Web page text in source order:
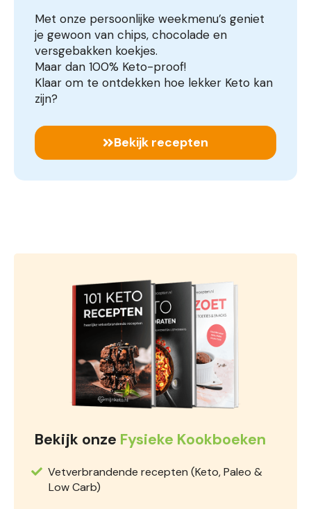
Met onze persoonlijke weekmenu’s geniet
je gewoon van chips, chocolade en
versgebakken koekjes.
Maar dan 100% Keto-proof!
Klaar om te ontdekken hoe lekker Keto kan
zijn?
Bekijk recepten
Bekijk onze Fysieke Kookboeken
Vetverbrandende recepten (Keto, Paleo &
Low Carb)